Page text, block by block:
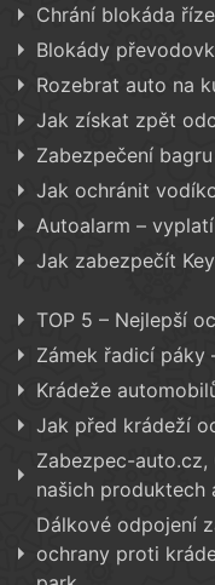
Chrání blokáda
Blokády
Rozebrat auto na
Jak získat zpět
Zabezpečení
Jak ochránit
Autoalarm –
Jak zabezpečít
TOP 5 – Nejlepší
Zámek řadicí páky
Krádeže
Jak před krádeží
Zabezpec-auto.cz,
našich produktech
Dálkové odpojení
ochrany proti